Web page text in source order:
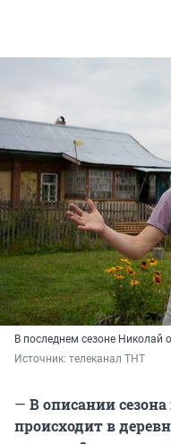
В последнем сезоне Николай
Источник: телеканал ТНТ
— В описании
происходит в